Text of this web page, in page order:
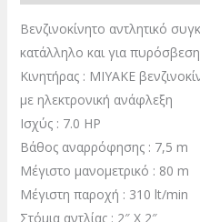
Βενζινοκίνητο αντλητικό
κατάλληλο και για πυρόσβεση
Κινητήρας : MIYAKE
με ηλεκτρονική ανάφλεξη
Ισχύς : 7.0 ΗΡ
Βάθος αναρρόφησης : 7,5 m
Μέγιστο μανομετρικό : 80 m
Μέγιστη παροχή : 310 lt/min
Στόμια αντλίας : 2″ Χ 2″